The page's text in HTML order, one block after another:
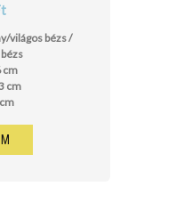
világos bézs /
cm
cm